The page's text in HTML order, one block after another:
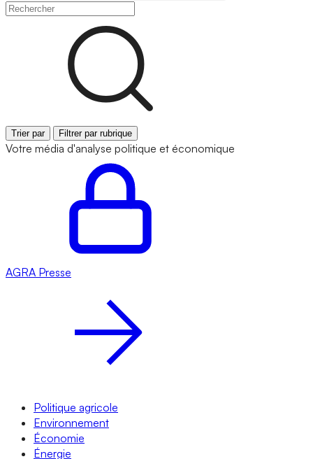
Trier par Filtrer par rubrique
Votre média d'analyse politique et économique
AGRA Presse
Politique agricole
Environnement
Économie
Énergie